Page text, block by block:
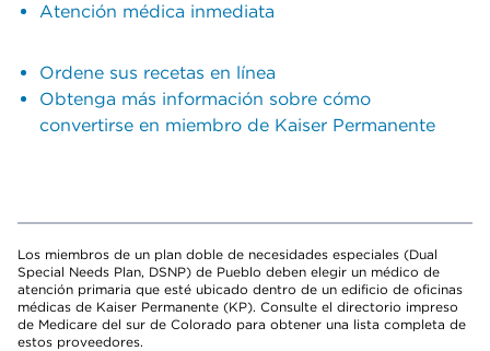
Atención médica inmediata
Ordene sus recetas en línea
Obtenga más información sobre cómo
convertirse en miembro de Kaiser Permanente
Los miembros de un plan doble de necesidades especiales (Dual
Special Needs Plan, DSNP) de Pueblo deben elegir un médico de
atención primaria que esté ubicado dentro de un edificio de oficinas
médicas de Kaiser Permanente (KP). Consulte el directorio impreso
de Medicare del sur de Colorado para obtener una lista completa de
estos proveedores.